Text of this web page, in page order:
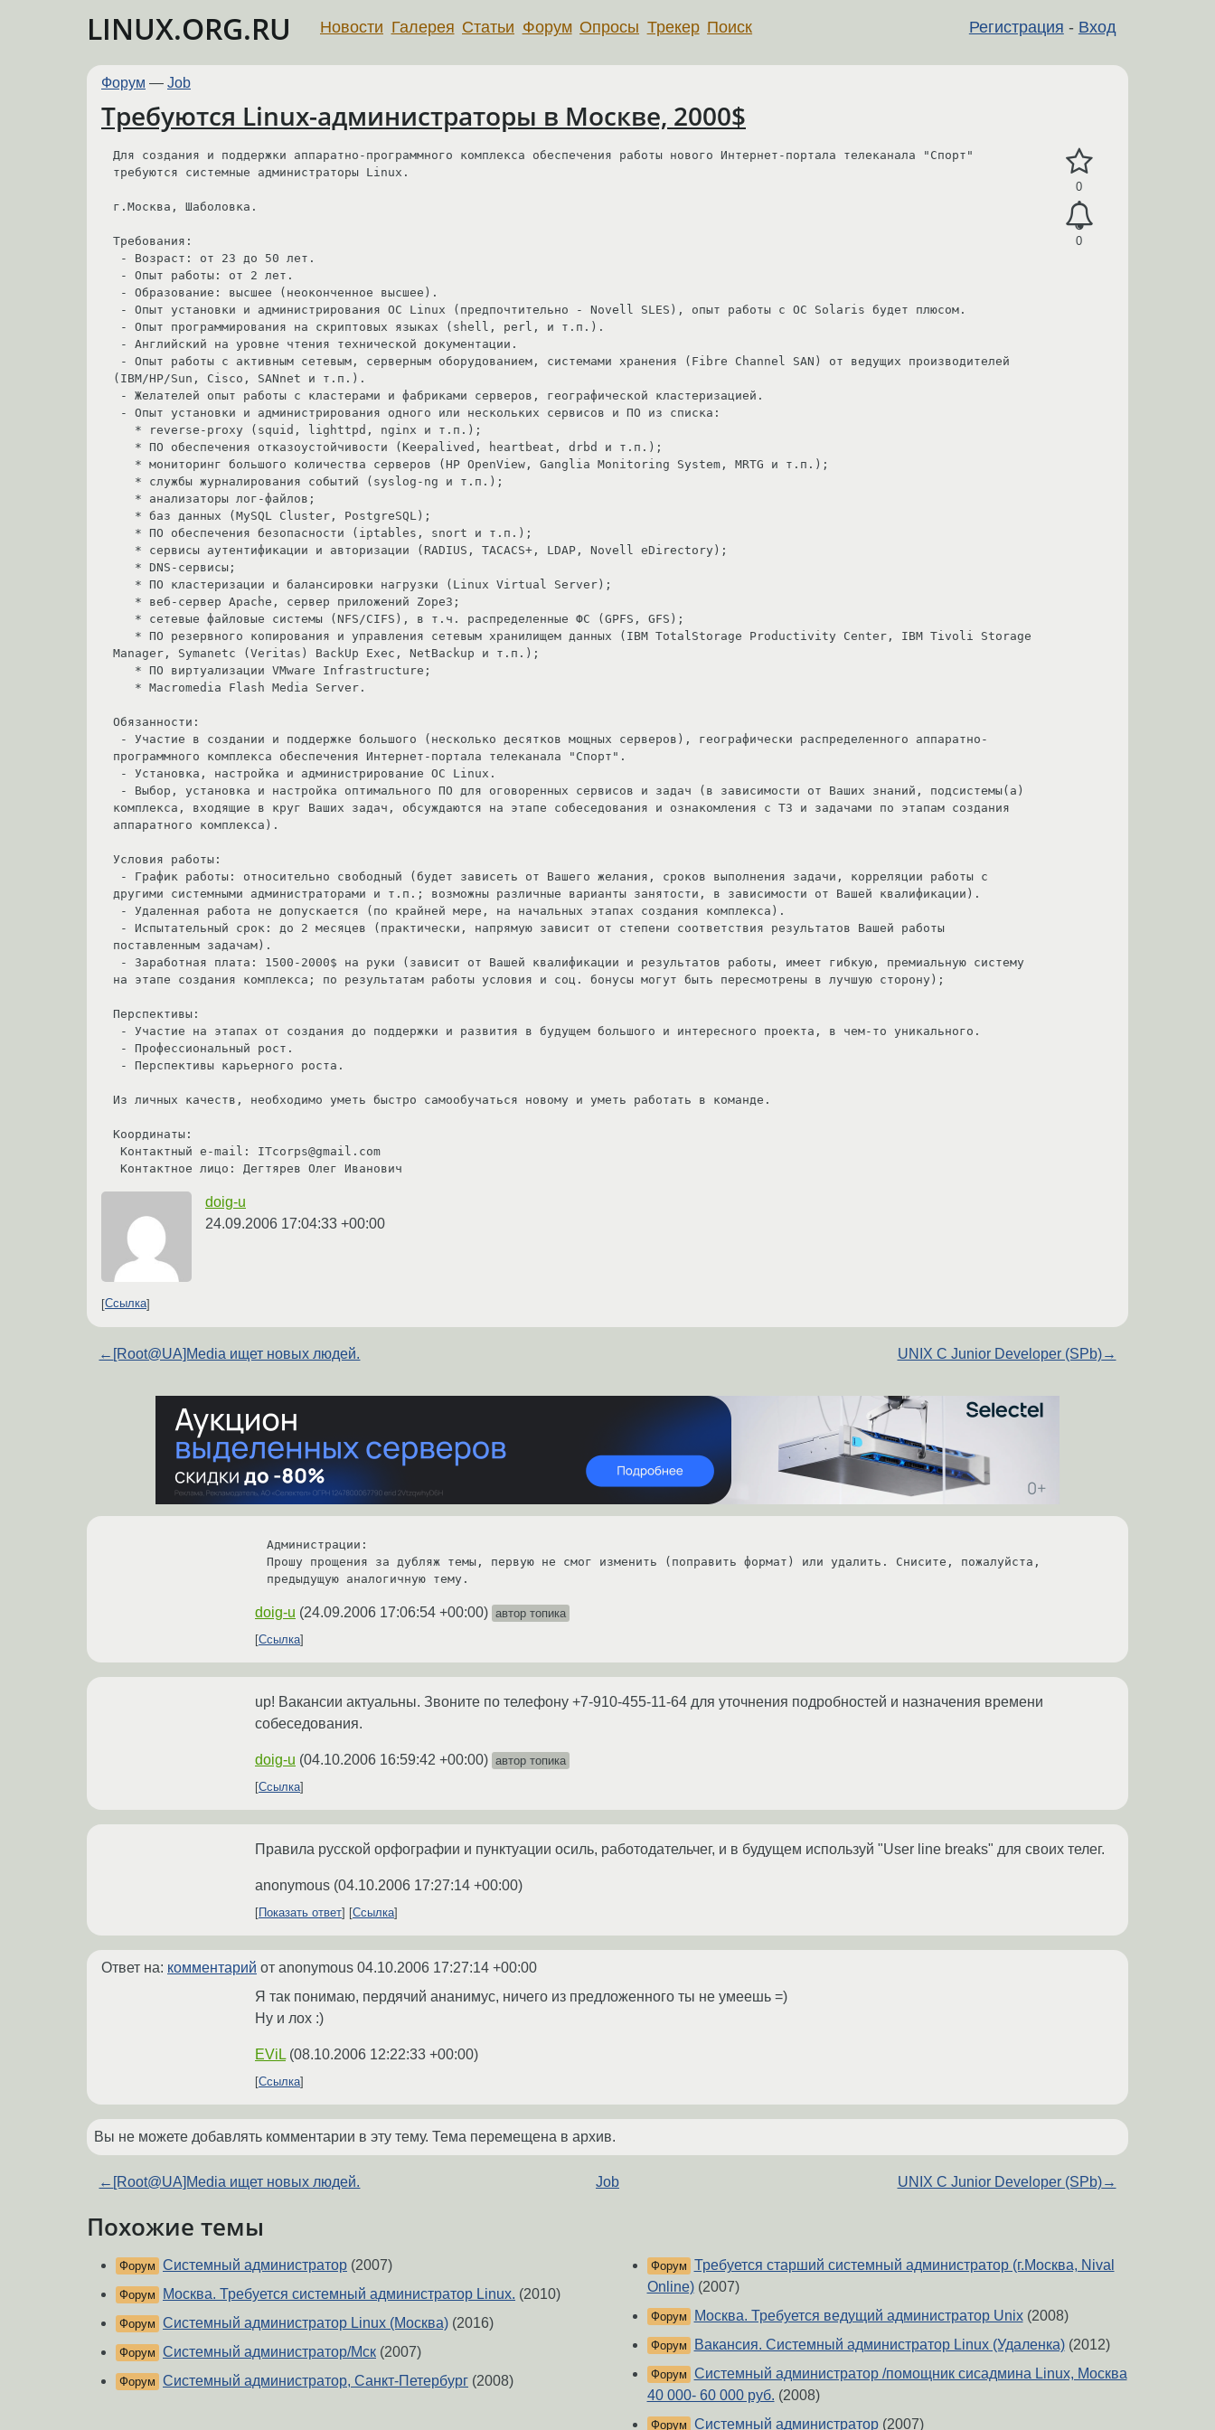
LINUX.ORG.RU Регистрация - Вход
Новости Галерея Статьи Форум Опросы Трекер Поиск
Форум — Job
Требуются Linux-администраторы в Москве, 2000$
0
0
Для создания и поддержки аппаратно-программного комплекса обеспечения работы нового Интернет-портала телеканала "Спорт"
требуются системные администраторы Linux.
г.Москва, Шаболовка.
Требования:
(IBM/HP/Sun, Cisco, SANnet и т.п.).
Manager, Symanetc (Veritas) BackUp Exec, NetBackup и т.п.);
Обязанности:
программного комплекса обеспечения Интернет-портала телеканала "Спорт".
комплекса, входящие в круг Ваших задач, обсуждаются на этапе собеседования и ознакомления с ТЗ и задачами по этапам создания
аппаратного комплекса).
Условия работы:
другими системными администраторами и т.п.; возможны различные варианты занятости, в зависимости от Вашей квалификации).
поставленным задачам).
на этапе создания комплекса; по результатам работы условия и соц. бонусы могут быть пересмотрены в лучшую сторону);
Перспективы:
Из личных качеств, необходимо уметь быстро самообучаться новому и уметь работать в команде.
Координаты:
Контактное лицо: Дегтярев Олег Иванович
doig-u
24.09.2006 17:04:33 +00:00
Ссылка
← [Root@UA]Media ищет новых людей. UNIX C Junior Developer (SPb)→
Администрации:
Прошу прощения за дубляж темы, первую не смог изменить (поправить формат) или удалить. Снисите, пожалуйста,
предыдущую аналогичную тему.
doig-u (24.09.2006 17:06:54 +00:00) автор топика
Ссылка
up! Вакансии актуальны. Звоните по телефону +7-910-455-11-64 для уточнения подробностей и назначения времени
собеседования.
doig-u (04.10.2006 16:59:42 +00:00) автор топика
Ссылка
Правила русской орфографии и пунктуации осиль, работодательчег, и в будущем используй "User line breaks" для своих телег.
anonymous (04.10.2006 17:27:14 +00:00)
Показать ответ Ссылка
Ответ на: комментарий от anonymous 04.10.2006 17:27:14 +00:00
Я так понимаю, пердячий ананимус, ничего из предложенного ты не умеешь =)
Ну и лох :)
EViL (08.10.2006 12:22:33 +00:00)
Ссылка
Вы не можете добавлять комментарии в эту тему. Тема перемещена в архив.
← [Root@UA]Media ищет новых людей. Job UNIX C Junior Developer (SPb)→
Похожие темы
Форум Системный администратор (2007)
Форум Москва. Требуется системный администратор Linux. (2010)
Форум Системный администратор Linux (Москва) (2016)
Форум Системный администратор/Мск (2007)
Форум Системный администратор, Санкт-Петербург (2008)
Форум Требуется старший системный администратор (г.Москва, Nival
Online)(2007)
Форум Москва. Требуется ведущий администратор Unix(2008)
Форум Вакансия. Системный администратор Linux (Удаленка)(2012)
Форум Системный администратор /помощник сисадмина Linux, Москва
40 000- 60 000 руб. (2008)
Форум Cистемный администратор(2007)